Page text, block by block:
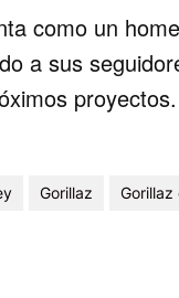
como un
a sus
proyectos.
Gorillaz Gorillaz